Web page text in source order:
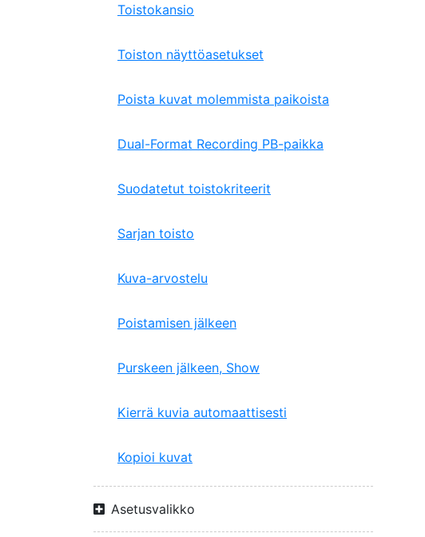
Toistokansio
Toiston näyttöasetukset
Poista kuvat molemmista paikoista
Dual-Format Recording PB-paikka
Suodatetut toistokriteerit
Sarjan toisto
Kuva-arvostelu
Poistamisen jälkeen
Purskeen jälkeen, Show
Kierrä kuvia automaattisesti
Kopioi kuvat
Asetusvalikko